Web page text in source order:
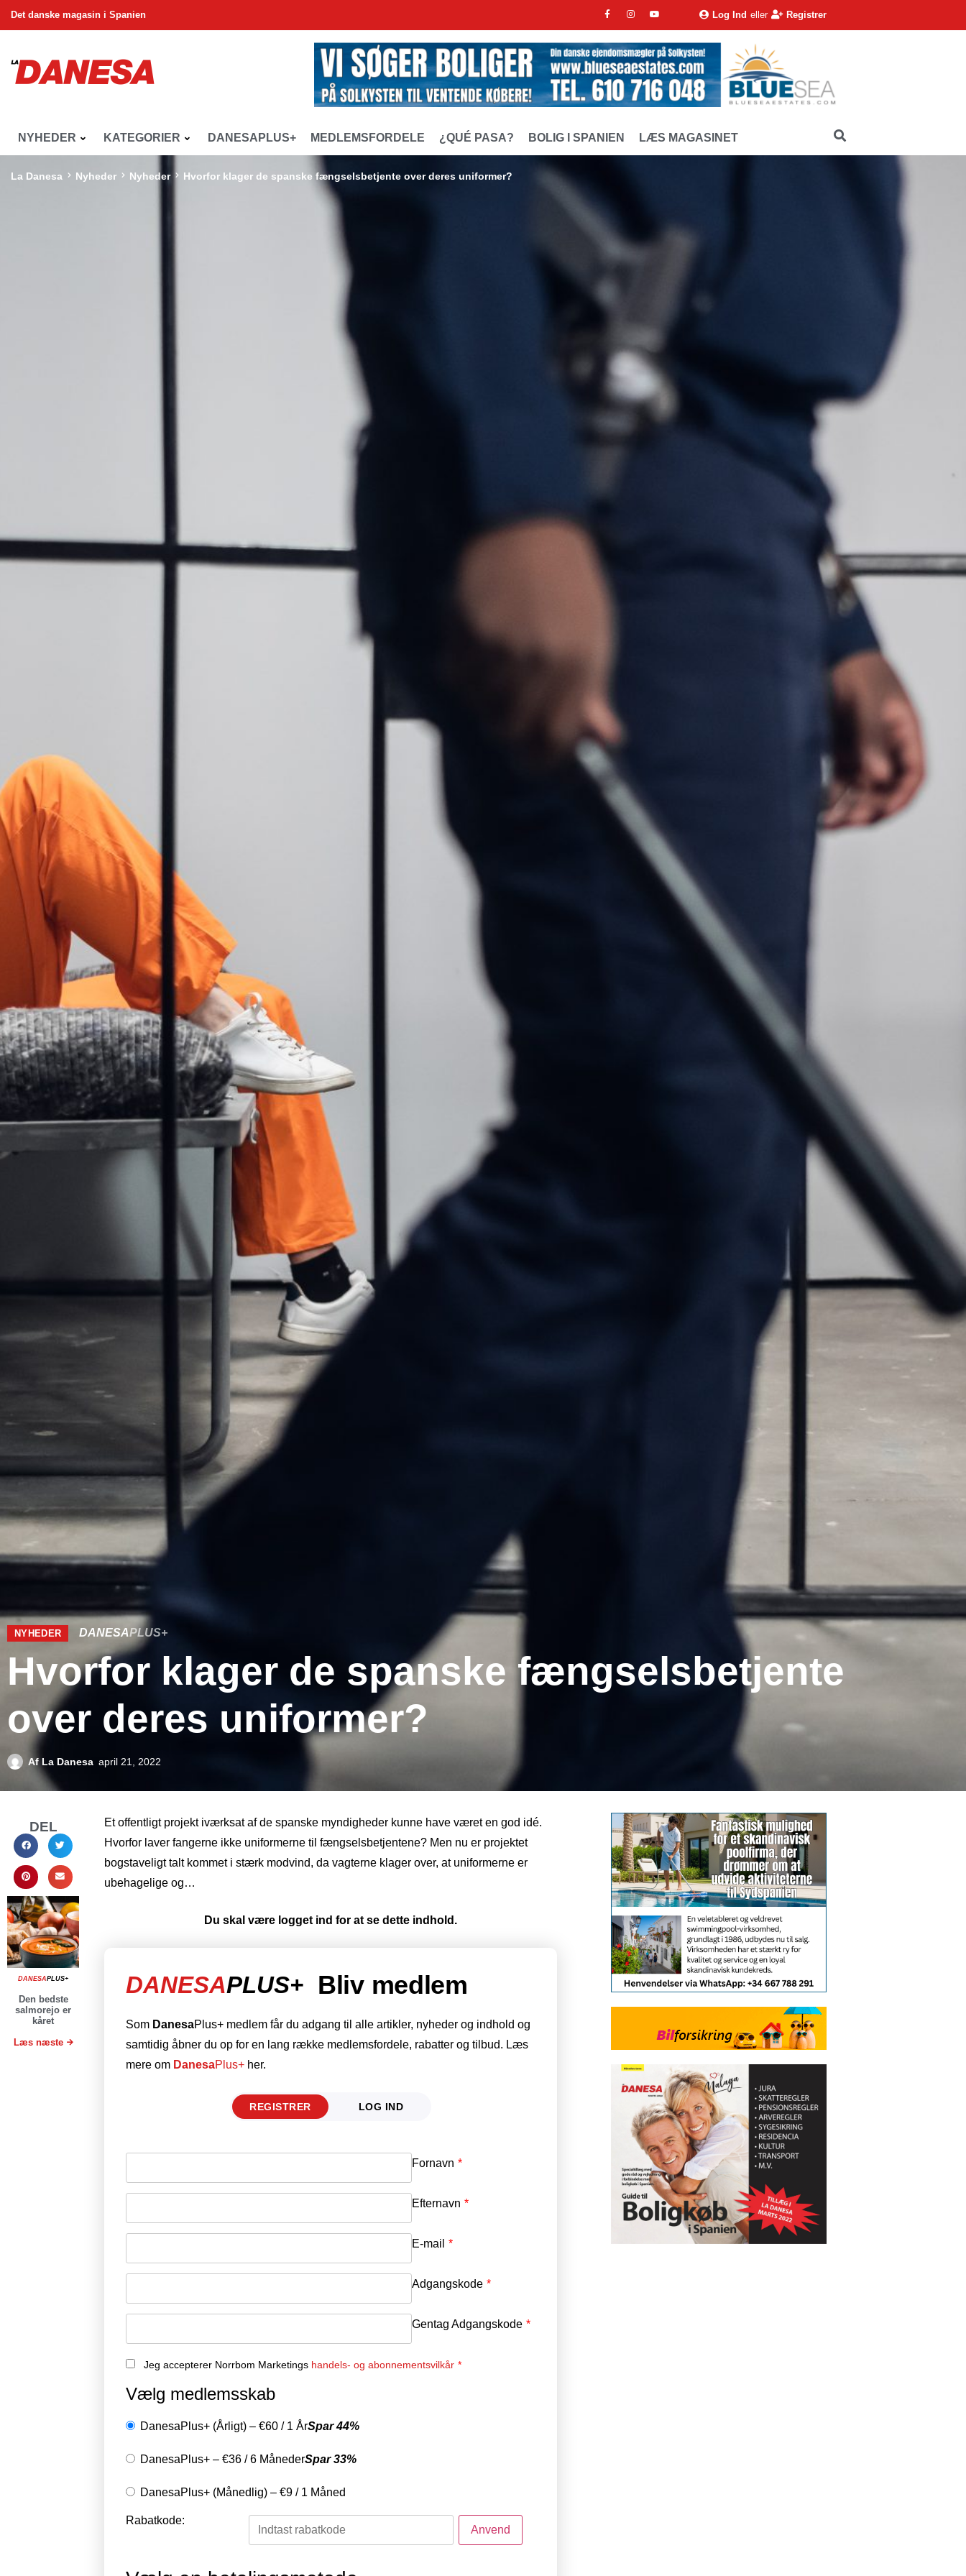
Det danske magasin i Spanien Log Ind eller Registrer
NYHEDER KATEGORIER DANESAPLUS+ MEDLEMSFORDELE ¿QUÉ PASA? BOLIG I SPANIEN LÆS MAGASINET
La Danesa Nyheder Nyheder Hvorfor klager de spanske fængselsbetjente over deres uniformer?
NYHEDER DANESAPLUS+
Hvorfor klager de spanske fængselsbetjente
over deres uniformer?
Af La Danesa april 21, 2022
DEL
DANESAPLUS+
Den bedste
salmorejo er
kåret
Læs næste
Et offentligt projekt iværksat af de spanske myndigheder kunne have været en god idé.
Hvorfor laver fangerne ikke uniformerne til fængselsbetjentene? Men nu er projektet
bogstaveligt talt kommet i stærk modvind, da vagterne klager over, at uniformerne er
ubehagelige og…
Du skal være logget ind for at se dette indhold.
DANESAPLUS+ Bliv medlem
Som DanesaPlus+ medlem får du adgang til alle artikler, nyheder og indhold og
samtidig åbner du op for en lang række medlemsfordele, rabatter og tilbud. Læs
mere om DanesaPlus+ her.
REGISTRER LOG IND
Fornavn *
Efternavn *
E-mail *
Adgangskode *
Gentag Adgangskode *
Jeg accepterer Norrbom Marketings handels- og abonnementsvilkår *
Vælg medlemsskab
DanesaPlus+ (Årligt) – €60 / 1 ÅrSpar 44%
DanesaPlus+ – €36 /6 MånederSpar 33%
DanesaPlus+ (Månedlig) – €9 / 1 Måned
Rabatkode:
E-mail
Adgangskode